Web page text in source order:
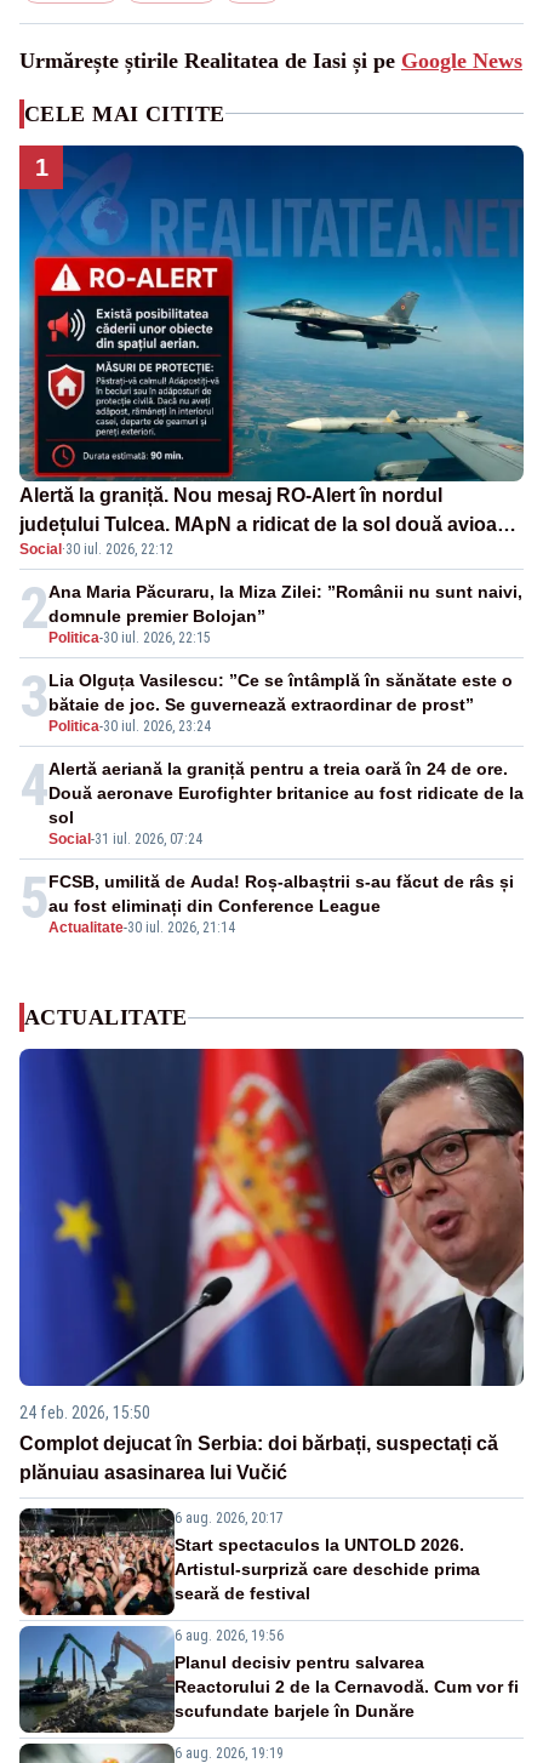
Urmărește știrile Realitatea de Iasi și pe Google News
CELE MAI CITITE
1
Alertă la graniță. Nou mesaj RO-Alert în nordul
județului Tulcea. MApN a ridicat de la sol două avioane
F-16
Social ·30 iul. 2026, 22:12
2 Politica-30 iul. 2026, 22:15
Ana Maria Păcuraru, la Miza Zilei: ”Românii nu sunt naivi,
domnule premier Bolojan”
3 Politica-30 iul. 2026, 23:24
Lia Olguța Vasilescu: ”Ce se întâmplă în sănătate este o
bătaie de joc. Se guvernează extraordinar de prost”
4
Social -31 iul. 2026, 07:24
Alertă aeriană la graniță pentru a treia oară în 24 de ore.
Două aeronave Eurofighter britanice au fost ridicate de la
sol
5Actualitate-30 iul. 2026, 21:14
FCSB, umilită de Auda! Roș-albaștrii s-au făcut de râs și
au fost eliminați din Conference League
ACTUALITATE
24 feb. 2026, 15:50
Complot dejucat în Serbia: doi bărbați, suspectați că
plănuiau asasinarea lui Vučić
6 aug. 2026, 20:17
Start spectaculos la UNTOLD 2026.
Artistul-surpriză care deschide prima
seară de festival
6 aug. 2026, 19:56
Planul decisiv pentru salvarea
Reactorului 2 de la Cernavodă. Cum vor fi
scufundate barjele în Dunăre
6 aug. 2026, 19:19